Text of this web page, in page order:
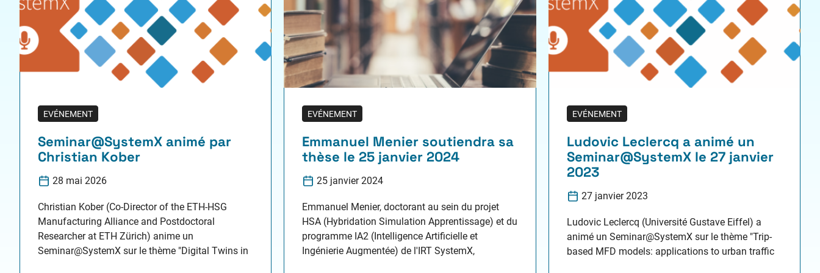
EVÉNEMENT
Seminar@SystemX animé par
Christian Kober
28 mai 2026
Christian Kober (Co-Director of the ETH-HSG
Manufacturing Alliance and Postdoctoral
Researcher at ETH Zürich) anime un
Seminar@SystemX sur le thème "Digital Twins in
EVÉNEMENT
Emmanuel Menier soutiendra sa
thèse le 25 janvier 2024
25 janvier 2024
Emmanuel Menier, doctorant au sein du projet
HSA (Hybridation Simulation Apprentissage) et du
programme IA2 (Intelligence Artificielle et
Ingénierie Augmentée) de l'IRT SystemX,
EVÉNEMENT
Ludovic Leclercq a animé un
Seminar@SystemX le 27 janvier
2023
27 janvier 2023
Ludovic Leclercq (Université Gustave Eiffel) a
animé un Seminar@SystemX sur le thème "Trip-
based MFD models: applications to urban traffic